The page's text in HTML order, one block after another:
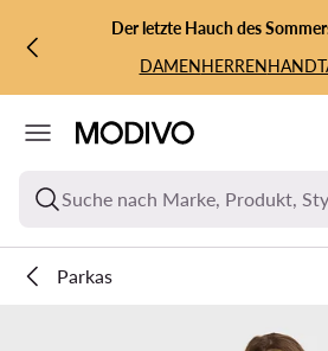
ZUM HAUPTINHALT SPRINGEN
ZUR SUCHEDer letzte Hauch des
DAMENHERREN
Suche nach Marke, Produkt,
Parkas